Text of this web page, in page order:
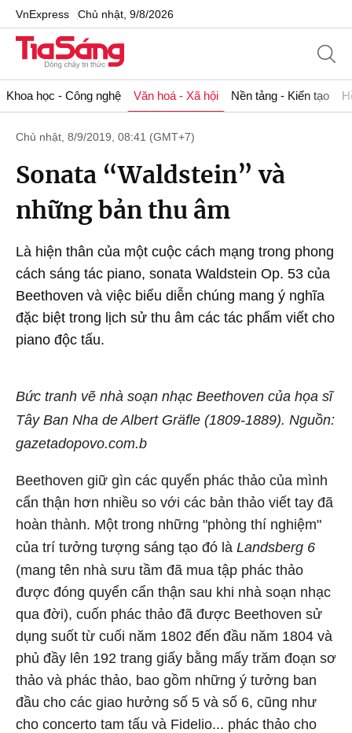
VnExpress Chủ nhật, 9/8/2026
Khoa học - Công nghệ Văn hoá - Xã hội Nền tảng - Kiến tạo
Chủ nhật, 8/9/2019, 08:41 (GMT+7)
Sonata “Waldstein” và
những bản thu âm
Là hiện thân của một cuộc cách mạng trong phong
cách sáng tác piano, sonata Waldstein Op. 53 của
Beethoven và việc biểu diễn chúng mang ý nghĩa
đặc biệt trong lịch sử thu âm các tác phẩm viết cho
piano độc tấu.
Bức tranh vẽ nhà soạn nhạc Beethoven của họa sĩ
Tây Ban Nha de Albert Gräfle (1809-1889). Nguồn:
gazetadopovo.com.b
Beethoven giữ gìn các quyển phác thảo của mình
cẩn thận hơn nhiều so với các bản thảo viết tay đã
hoàn thành. Một trong những "phòng thí nghiệm"
của trí tưởng tượng sáng tạo đó là Landsberg 6
(mang tên nhà sưu tầm đã mua tập phác thảo
được đóng quyển cẩn thận sau khi nhà soạn nhạc
qua đời), cuốn phác thảo đã được Beethoven sử
dụng suốt từ cuối năm 1802 đến đầu năm 1804 và
phủ đầy lên 192 trang giấy bằng mấy trăm đoạn sơ
thảo và phác thảo, bao gồm những ý tưởng ban
đầu cho các giao hưởng số 5 và số 6, cũng như
cho concerto tam tấu và Fidelio... phác thảo cho